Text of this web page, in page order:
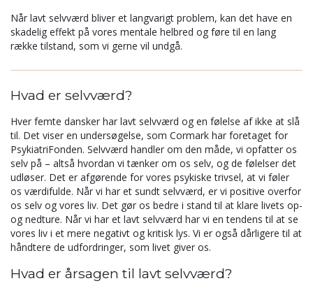
Når lavt selvværd bliver et langvarigt problem, kan det have en
skadelig effekt på vores mentale helbred og føre til en lang
række tilstand, som vi gerne vil undgå.
Hvad er selvværd?
Hver femte dansker har lavt selvværd og en følelse af ikke at slå
til. Det viser en undersøgelse, som Cormark har foretaget for
PsykiatriFonden. Selvværd handler om den måde, vi opfatter os
selv på – altså hvordan vi tænker om os selv, og de følelser det
udløser. Det er afgørende for vores psykiske trivsel, at vi føler
os værdifulde. Når vi har et sundt selvværd, er vi positive overfor
os selv og vores liv. Det gør os bedre i stand til at klare livets op-
og nedture. Når vi har et lavt selvværd har vi en tendens til at se
vores liv i et mere negativt og kritisk lys. Vi er også dårligere til at
håndtere de udfordringer, som livet giver os.
Hvad er årsagen til lavt selvværd?